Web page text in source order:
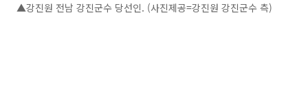
▲강진원 전남 강진군수 당선인. (사진제공=강진원 강진군수 측)